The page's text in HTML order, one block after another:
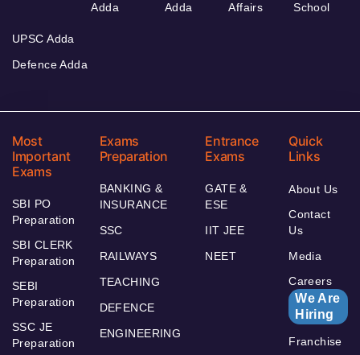
Adda
Adda
Affairs
School
UPSC Adda
Defence Adda
Most
Important
Exams
SBI PO
Preparation
SBI CLERK
Preparation
SEBI
Preparation
SSC JE
Preparation
Exams
Preparation
BANKING &
INSURANCE
SSC
RAILWAYS
TEACHING
DEFENCE
ENGINEERING
Entrance
Exams
GATE &
ESE
IIT JEE
NEET
Quick
Links
About Us
Contact
Us
Media
Careers
We Are
Hiring
Franchise